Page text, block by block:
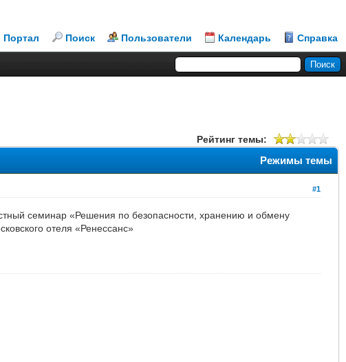
Портал Поиск Пользователи Календарь Справка
Рейтинг темы:
Режимы темы
#1
семинар «Решения по безопасности, хранению и обмену
отеля «Ренессанс»